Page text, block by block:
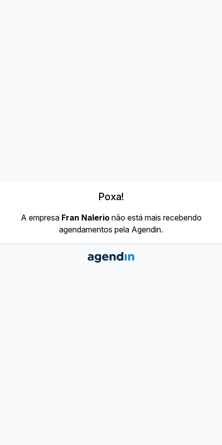
Poxa!
A empresa Fran Nalerionão está mais recebendo
agendamentos pela Agendin.